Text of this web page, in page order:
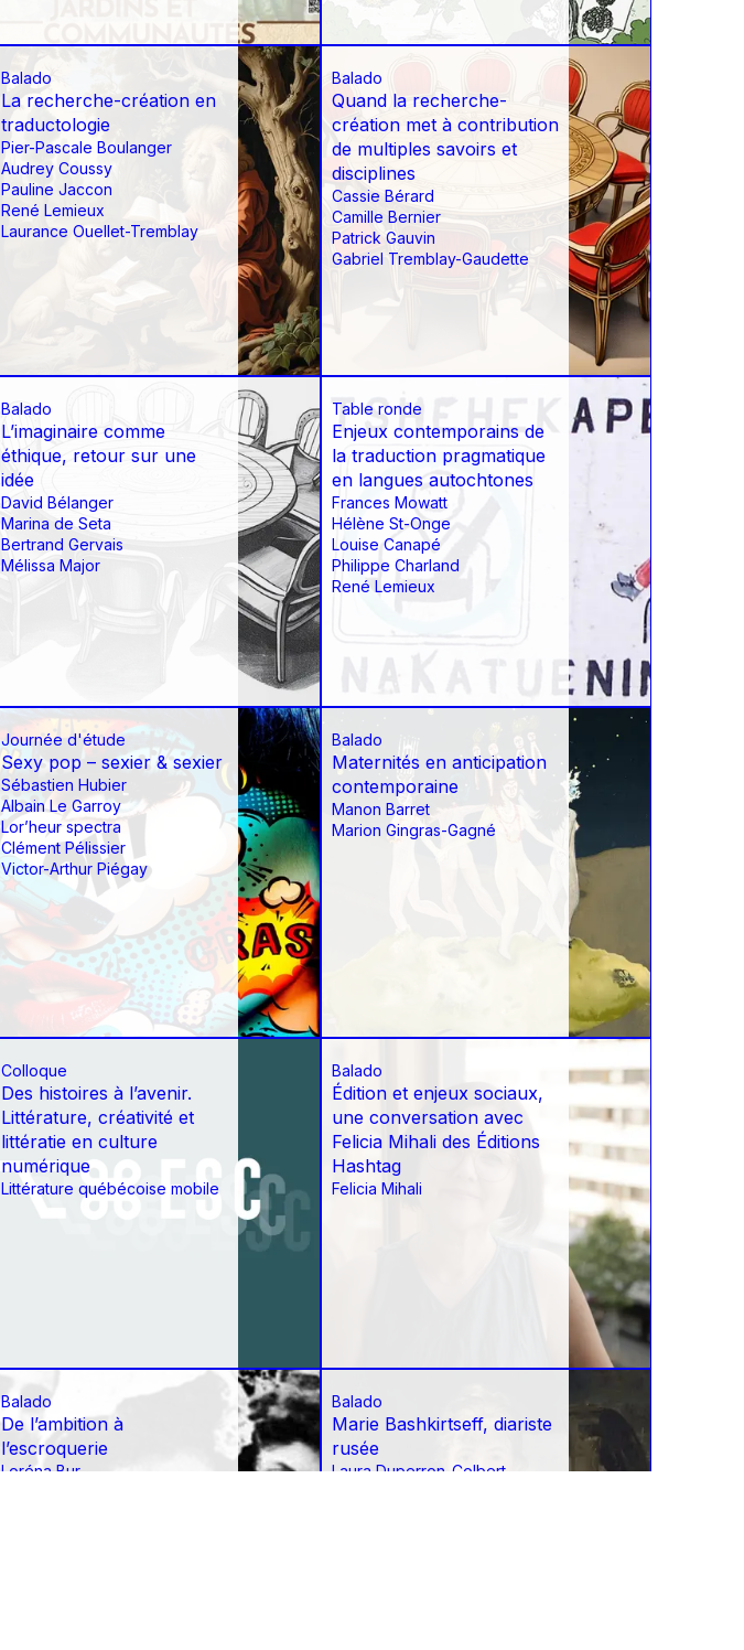
Balado
La recherche-création en
traductologie
Pier-Pascale Boulanger
Audrey Coussy
Pauline Jaccon
René Lemieux
Laurance Ouellet-Tremblay
Balado
Quand la recherche-
création met à contribution
de multiples savoirs et
disciplines
Cassie Bérard
Camille Bernier
Patrick Gauvin
Gabriel Tremblay-Gaudette
Balado
L’imaginaire comme
éthique, retour sur une
idée
David Bélanger
Marina de Seta
Bertrand Gervais
Mélissa Major
Table ronde
Enjeux contemporains de
la traduction pragmatique
en langues autochtones
Frances Mowatt
Hélène St-Onge
Louise Canapé
Philippe Charland
René Lemieux
Journée d'étude
Sexy pop – sexier & sexier
Sébastien Hubier
Albain Le Garroy
Lor’heur spectra
Clément Pélissier
Victor-Arthur Piégay
Balado
Maternités en anticipation
contemporaine
Manon Barret
Marion Gingras-Gagné
Colloque
Des histoires à l’avenir.
Littérature, créativité et
littératie en culture
numérique
Littérature québécoise mobile
Balado
Édition et enjeux sociaux,
une conversation avec
Felicia Mihali des Éditions
Hashtag
Felicia Mihali
Balado
De l’ambition à
l’escroquerie
Loréna Bur
Balado
Marie Bashkirtseff, diariste
rusée
Laura Duperron-Colbert